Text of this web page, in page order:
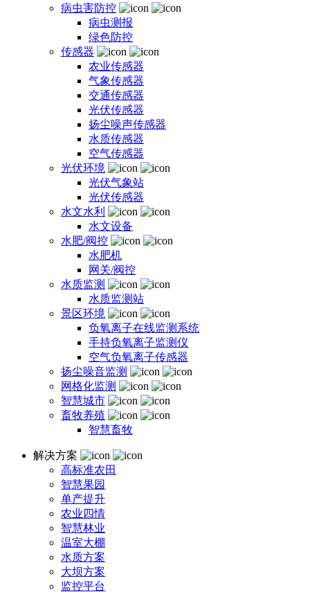
病虫害防控
病虫测报
绿色防控
传感器
农业传感器
气象传感器
交通传感器
光伏传感器
扬尘噪声传感器
水质传感器
空气传感器
光伏环境
光伏气象站
光伏传感器
水文水利
水文设备
水肥/阀控
水肥机
网关/阀控
水质监测
水质监测站
景区环境
负氧离子在线监测系统
手持负氧离子监测仪
空气负氧离子传感器
扬尘噪音监测
网格化监测
智慧城市
畜牧养殖
智慧畜牧
解决方案
高标准农田
智慧果园
单产提升
农业四情
智慧林业
温室大棚
水质方案
大坝方案
监控平台